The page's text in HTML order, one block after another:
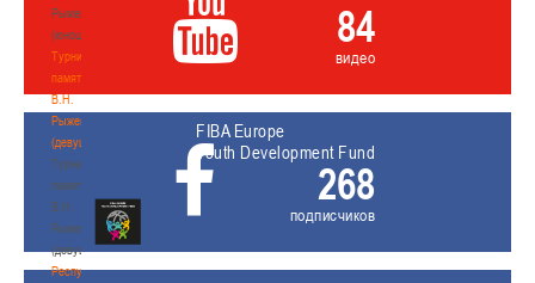
Рыженкова
(юноши)
Турнир
памяти
В.Н.
Рыженкова
(девушки)
Турнир
памяти
В.Н.
Рыженкова
(девушки)
Республиканские
84
видео
FIBA Europe
Youth Development Fund
268
подписчиков